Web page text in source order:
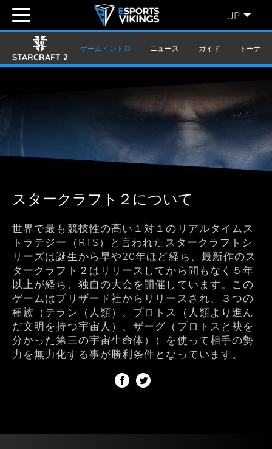
STARCRAFT 2
ゲームイントロ ニュース ガイド トーナメ
JP
SVENSKA (SE)
SUOMI
JAPANESE
スタークラフト２について
世界で最も競技性の高い１対１のリアルタイムス
トラテジー（RTS）と言われたスタークラフトシ
リーズは誕生から早や20年ほど経ち、最新作のス
タークラフト２はリリースしてから間もなく５年
以上が経ち、独自の大会を開催しています。この
ゲームはブリザード社からリリースされ、３つの
種族（テラン（人類）、プロトス（人類より進ん
だ文明を持つ宇宙人）、ザーグ（プロトスと袂を
分かった第三の宇宙生命体））を使って相手の勢
力を無力化する事が勝利条件となっています。